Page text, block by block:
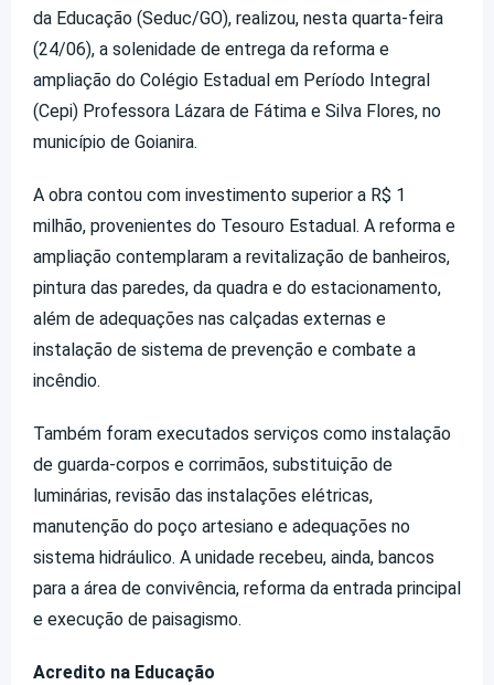
da Educação (Seduc/GO), realizou, nesta quarta-feira
(24/06), a solenidade de entrega da reforma e
ampliação do Colégio Estadual em Período Integral
(Cepi) Professora Lázara de Fátima e Silva Flores, no
município de Goianira.
A obra contou com investimento superior a R$ 1
milhão, provenientes do Tesouro Estadual. A reforma e
ampliação contemplaram a revitalização de banheiros,
pintura das paredes, da quadra e do estacionamento,
além de adequações nas calçadas externas e
instalação de sistema de prevenção e combate a
incêndio.
Também foram executados serviços como instalação
de guarda-corpos e corrimãos, substituição de
luminárias, revisão das instalações elétricas,
manutenção do poço artesiano e adequações no
sistema hidráulico. A unidade recebeu, ainda, bancos
para a área de convivência, reforma da entrada principal
e execução de paisagismo.
Acredito na Educação